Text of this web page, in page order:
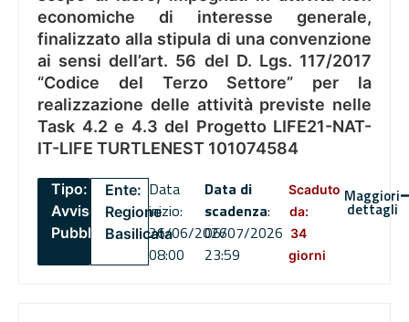
economiche di interesse generale,
finalizzato alla stipula di una convenzione
ai sensi dell’art. 56 del D. Lgs. 117/2017
“Codice del Terzo Settore” per la
realizzazione delle attività previste nelle
Task 4.2 e 4.3 del Progetto LIFE21-NAT-
IT-LIFE TURTLENEST 101074584
Tipo:
Avviso
Pubblico
Ente:
Regione
Basilicata
Data
inizio:
26/06/2026
08:00
Data di
scadenza:
06/07/2026
23:59
Scaduto
da:
34
giorni
Maggiori
dettagli